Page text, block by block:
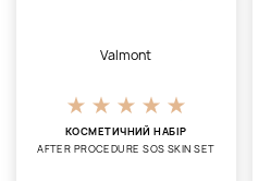
Valmont
КОСМЕТИЧНИЙ НАБІР
AFTER PROCEDURE SOS SKIN SET